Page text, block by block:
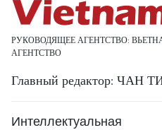
РУКОВОДЯЩЕЕ АГЕНТСТВО:
АГЕНТСТВО
Главный редактор: ЧАН
Интеллектуальная